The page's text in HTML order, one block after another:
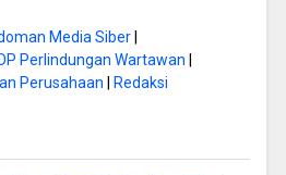
Media Siber|
Perlindungan Wartawan
Perusahaan
Redaksi